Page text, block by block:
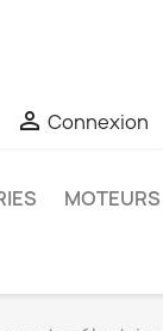
 Connexion
MOTEURS